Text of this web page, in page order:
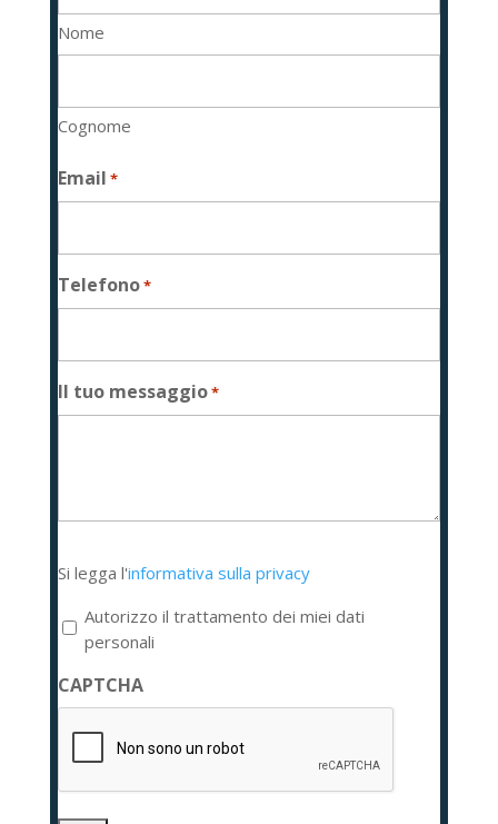
Nome
Cognome
Email *
Telefono*
Il tuo messaggio*
legga
l'informativa
sulla
privacy
*
Si legga l'informativa sulla privacy
Autorizzo il trattamento dei miei dati
personali
CAPTCHA